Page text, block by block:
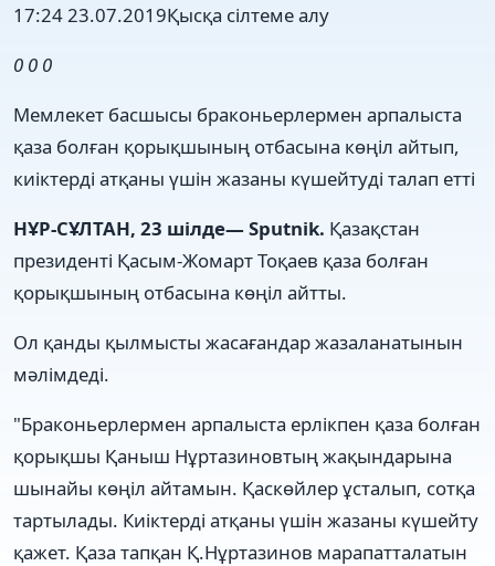
17:24 23.07.2019Қысқа сілтеме алу
0 0 0
Мемлекет басшысы браконьерлермен арпалыста
қаза болған қорықшының отбасына көңіл айтып,
киіктерді атқаны үшін жазаны күшейтуді талап етті
НҰР-СҰЛТАН, 23 шілде— Sputnik. Қазақстан
президенті Қасым-Жомарт Тоқаев қаза болған
қорықшының отбасына көңіл айтты.
Ол қанды қылмысты жасағандар жазаланатынын
мәлімдеді.
"Браконьерлермен арпалыста ерлікпен қаза болған
қорықшы Қаныш Нұртазиновтың жақындарына
шынайы көңіл айтамын. Қаскөйлер ұсталып, сотқа
тартылады. Киіктерді атқаны үшін жазаны күшейту
қажет. Қаза тапқан Қ.Нұртазинов марапатталатын